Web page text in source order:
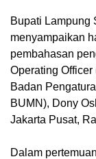
Bupati Lampung
menyampaikan
pembahasan
Operating
Badan
BUMN), Dony
Jakarta Pusat,
Dalam